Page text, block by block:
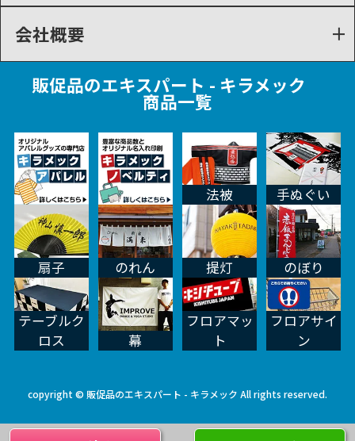
会社概要
販促品のエキスパート - キラメック
商品一覧
法被 手ぬぐい
扇子 のれん 提灯 のぼり
テーブルク
ロス
幕
フロアマッ
ト
フロアサイ
ン
copyright © 販促品のエキスパート - キラメック All rights reserved.